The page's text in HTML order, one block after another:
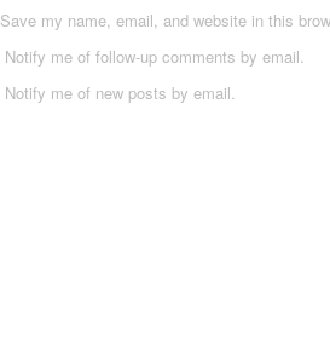
Save my name, email, and website in this
Notify me of follow-up comments by email.
Notify me of new posts by email.